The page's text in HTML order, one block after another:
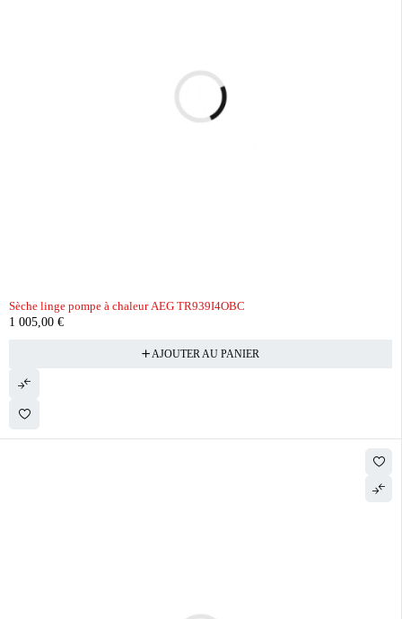
Sèche linge pompe à chaleur AEG TR939I4OBC
1 005,00 €
AJOUTER AU PANIER